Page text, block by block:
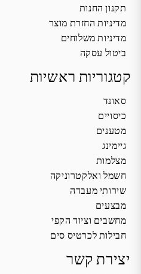
תקנון החנות
מדיניות החזרת מוצר
מדיניות משלוחים
ביטול עסקה
קטגוריות ראשיות
סאונד
כיסויים
מטענים
גיימינג
מצלמות
חשמל ואלקטרוניקה
שירותי מעבדה
מבצעים
מחשבים וציוד הקפי
חבילות לכרטיס סים
יצירת קשר